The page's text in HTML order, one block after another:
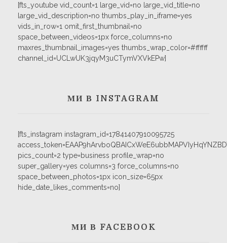
[fts_youtube vid_count=1 large_vid=no large_vid_title=no
large_vid_description=no thumbs_play_in_iframe=yes
vids_in_row=1 omit_first_thumbnail=no
space_between_videos=1px force_columns=no
maxres_thumbnail_images=yes thumbs_wrap_color=#ffffff
channel_id=UCLwUK3jqyM3uCTymVXVkEPw]
МИ В INSTAGRAM
[fts_instagram instagram_id=17841407910095725
pics_count=2 type=business profile_wrap=no
super_gallery=yes columns=3 force_columns=no
space_between_photos=1px icon_size=65px
hide_date_likes_comments=no]
МИ В FACEBOOK